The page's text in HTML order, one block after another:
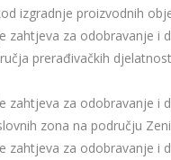
izgradnje proizvodnih
zahtjeva za odobravanje
prerađivačkih
zahtjeva za odobravanje
zona na području
zahtjeva za odobravanje